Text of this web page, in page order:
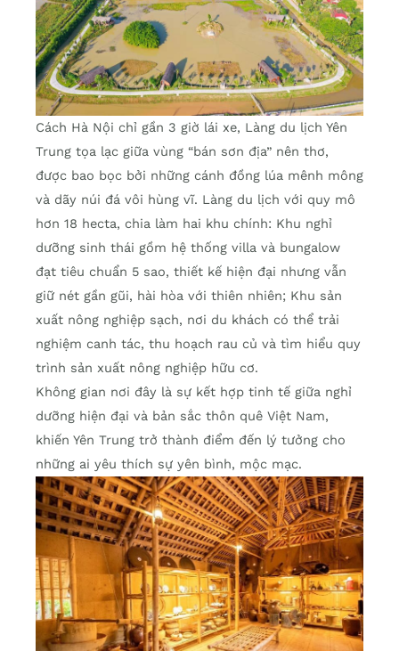
Cách Hà Nội chỉ gần 3 giờ lái xe, Làng du lịch Yên
Trung tọa lạc giữa vùng “bán sơn địa” nên thơ,
được bao bọc bởi những cánh đồng lúa mênh mông
và dãy núi đá vôi hùng vĩ. Làng du lịch với quy mô
hơn 18 hecta, chia làm hai khu chính: Khu nghỉ
dưỡng sinh thái gồm hệ thống villa và bungalow
đạt tiêu chuẩn 5 sao, thiết kế hiện đại nhưng vẫn
giữ nét gần gũi, hài hòa với thiên nhiên; Khu sản
xuất nông nghiệp sạch, nơi du khách có thể trải
nghiệm canh tác, thu hoạch rau củ và tìm hiểu quy
trình sản xuất nông nghiệp hữu cơ.
Không gian nơi đây là sự kết hợp tinh tế giữa nghỉ
dưỡng hiện đại và bản sắc thôn quê Việt Nam,
khiến Yên Trung trở thành điểm đến lý tưởng cho
những ai yêu thích sự yên bình, mộc mạc.